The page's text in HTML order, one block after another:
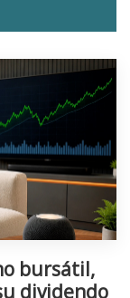
bursátil,
dividendo